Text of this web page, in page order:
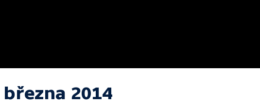
března 2014